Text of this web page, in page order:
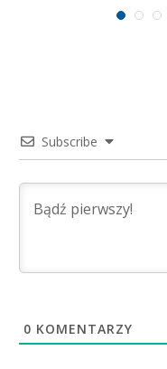
Subscribe
0 KOMENTARZY